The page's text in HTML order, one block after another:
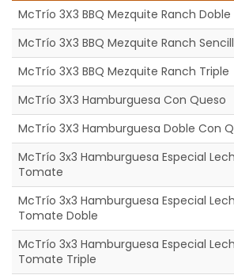
McTrío 3X3 BBQ Mezquite Ranch Doble
McTrío 3X3 BBQ Mezquite Ranch
McTrío 3X3 BBQ Mezquite Ranch Triple
McTrío 3X3 Hamburguesa Con Queso
McTrío 3X3 Hamburguesa Doble Con
McTrío 3x3 Hamburguesa Especial
Tomate
McTrío 3x3 Hamburguesa Especial
Tomate Doble
McTrío 3x3 Hamburguesa Especial
Tomate Triple